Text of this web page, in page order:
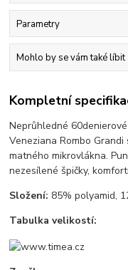
Parametry
Mohlo by se vám také líbit
Kompletní
Neprůhledné
Veneziana Rombo
matného mikrovlákna.
nezesílené špičky,
Složení: 85% polyamid,
Tabulka velikostí: